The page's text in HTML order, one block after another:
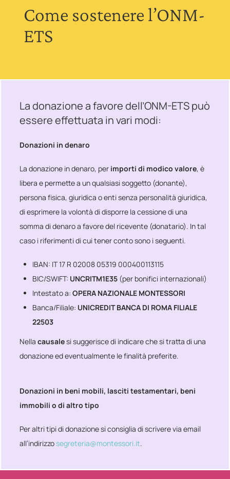
Come sostenere l’ONM-
ETS
La donazione a favore dell’ONM-ETS può
essere effettuata in vari modi:
Donazioni in denaro
La donazione in denaro, per importi di modico valore, è
libera e permette a un qualsiasi soggetto (donante),
persona fisica, giuridica o enti senza personalità giuridica,
di esprimere la volontà di disporre la cessione di una
somma di denaro a favore del ricevente (donatario). In tal
caso i riferimenti di cui tener conto sono i seguenti.
IBAN: IT 17 R 02008 05319 000400113115
BIC/SWIFT: UNCRITM1E35 (per bonifici internazionali)
Intestato a: OPERA NAZIONALE MONTESSORI
Banca/Filiale: UNICREDIT BANCA DI ROMA FILIALE
22503
Nella causalesi suggerisce di indicare che si tratta di una
donazione ed eventualmente le finalità preferite.
Donazioni in beni mobili, lasciti testamentari, beni
immobili o di altro tipo
Per altri tipi di donazione si consiglia di scrivere via email
all’indirizzosegreteria@montessori.it.